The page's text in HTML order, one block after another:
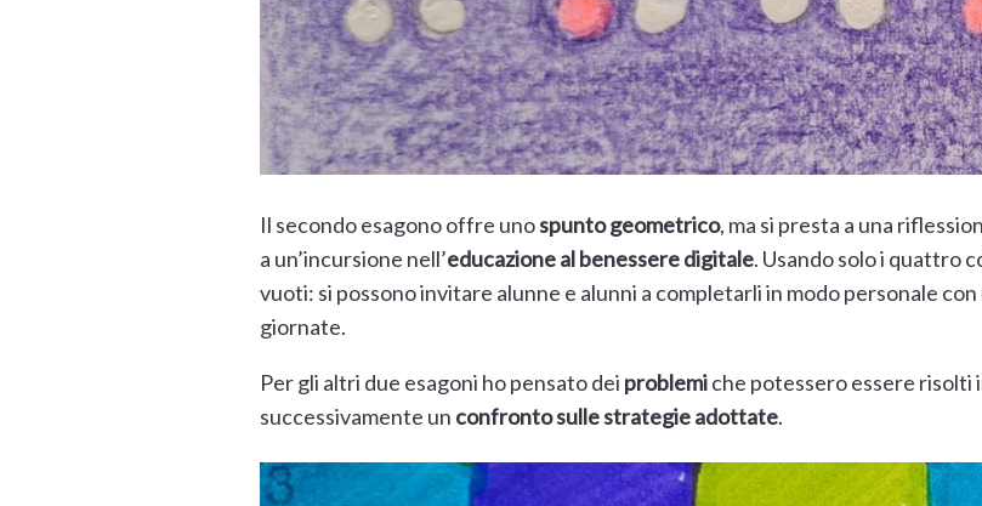
Il secondo esagono offre unospunto geometrico, ma si presta a una
a un’incursione nell’educazione al benessere digitale. Usando solo i quattro
vuoti: si possono invitare alunne e alunni a completarli in modo personale
giornate.
Per gli altri due esagoni ho pensato dei problemiche potessero essere risolti
successivamente un confronto sulle strategie adottate.